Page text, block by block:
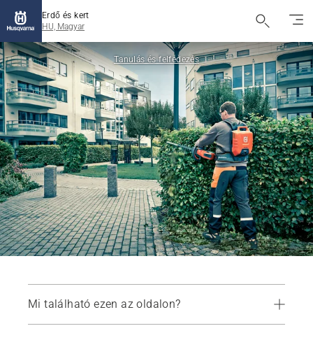
Erdő és kert
HU, Magyar
Tanulás és felfedezés
Mi található ezen az oldalon?